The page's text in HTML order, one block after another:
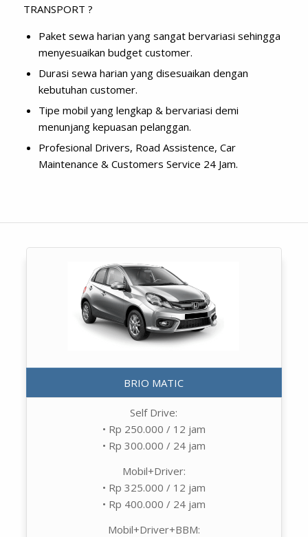
TRANSPORT ?
Paket sewa harian yang sangat bervariasi sehingga
menyesuaikan budget customer.
Durasi sewa harian yang disesuaikan dengan
kebutuhan customer.
Tipe mobil yang lengkap & bervariasi demi
menunjang kepuasan pelanggan.
Profesional Drivers, Road Assistence, Car
Maintenance & Customers Service 24 Jam.
BRIO MATIC
Self Drive:
• Rp 250.000 / 12 jam
• Rp 300.000 / 24 jam
Mobil+Driver:
• Rp 325.000 / 12 jam
• Rp 400.000 / 24 jam
Mobil+Driver+BBM: